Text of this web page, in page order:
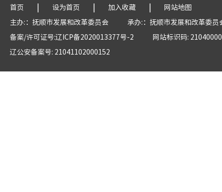
首页 | 设为首页 | 加入收藏 |
网站地图
主办:：抚顺市发展和改革委员会
承办:：抚顺市发展和改革委员
备案/许可证号:辽ICP备2020013377号-2
网站标识码:
辽公安备案号: 21041102000152